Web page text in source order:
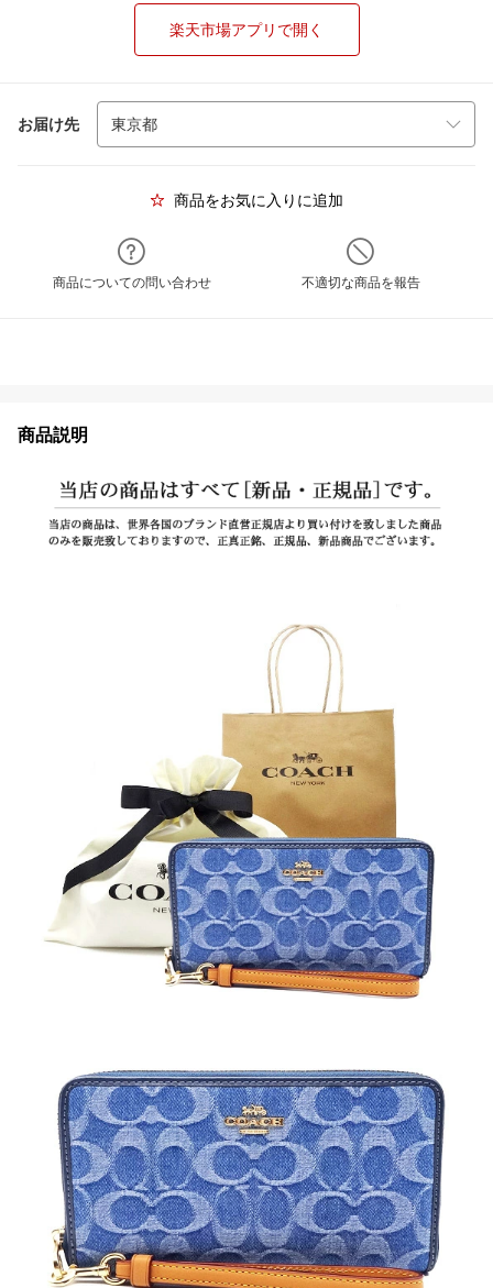
楽天市場アプリで開く
お届け先
商品をお気に入りに追加
商品についての問い合わせ 不適切な商品を報告
商品説明